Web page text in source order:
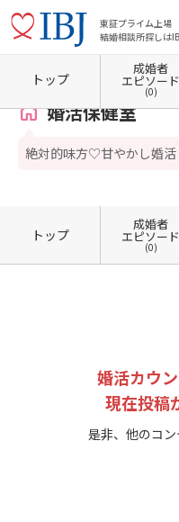
東証プライム上場
結婚相談所探しは
ホーム 東京都の結婚相談所 東京都
婚活保健室
絶対的味方♡甘やかし婚活
トップ
成婚者
エピソード
(0)
トップ
成婚者
エピソード
(0)
婚活カウ
現在投稿
是非、他のコン